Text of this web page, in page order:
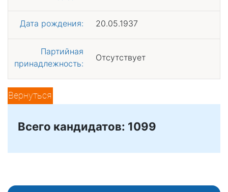
Дата рождения: 20.05.1937
Партийная
принадлежность:
Отсутствует
Вернуться
Всего кандидатов: 1099